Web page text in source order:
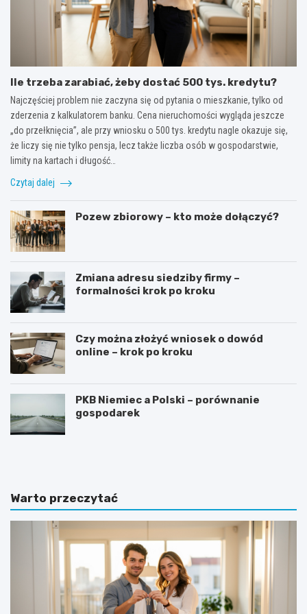
Ile trzeba zarabiać, żeby dostać 500 tys. kredytu?
Najczęściej problem nie zaczyna się od pytania o mieszkanie, tylko od
zderzenia z kalkulatorem banku. Cena nieruchomości wygląda jeszcze
„do przełknięcia”, ale przy wniosku o 500 tys. kredytu nagle okazuje się,
że liczy się nie tylko pensja, lecz także liczba osób w gospodarstwie,
limity na kartach i długość…
Czytaj dalej
Pozew zbiorowy – kto może dołączyć?
Zmiana adresu siedziby firmy –
formalności krok po kroku
Czy można złożyć wniosek o dowód
online – krok po kroku
PKB Niemiec a Polski – porównanie
gospodarek
G
y
w
z
J
p
i
s
Warto przeczytać